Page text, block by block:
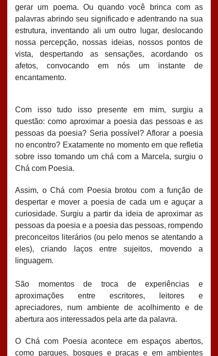
gerar um poema. Ou quando você brinca com as
palavras abrindo seu significado e adentrando na sua
estrutura, inventando ali um outro lugar, deslocando
nossa percepção, nossas ideias, nossos pontos de
vista, despertando as sensações, acordando os
afetos, convocando em nós um instante de
encantamento.
Com isso tudo isso presente em mim, surgiu a
questão: como aproximar a poesia das pessoas e as
pessoas da poesia? Seria possível? Aflorar a poesia
no encontro? Exatamente no momento em que refletia
sobre isso tomando um chá com a Marcela, surgiu o
Chá com Poesia.
Assim, o Chá com Poesia brotou com a função de
despertar e mover a poesia de cada um e aguçar a
curiosidade. Surgiu a partir da ideia de aproximar as
pessoas da poesia e a poesia das pessoas, rompendo
preconceitos literários (ou pelo menos se atentando a
eles), criando laços entre sujeitos, movendo a
linguagem.
São momentos de troca de experiências e
aproximações entre escritores, leitores e
apreciadores, num ambiente de acolhimento e de
abertura aos interessados pela arte da palavra.
O Chá com Poesia acontece em espaços abertos,
como parques, bosques e praças e em ambientes